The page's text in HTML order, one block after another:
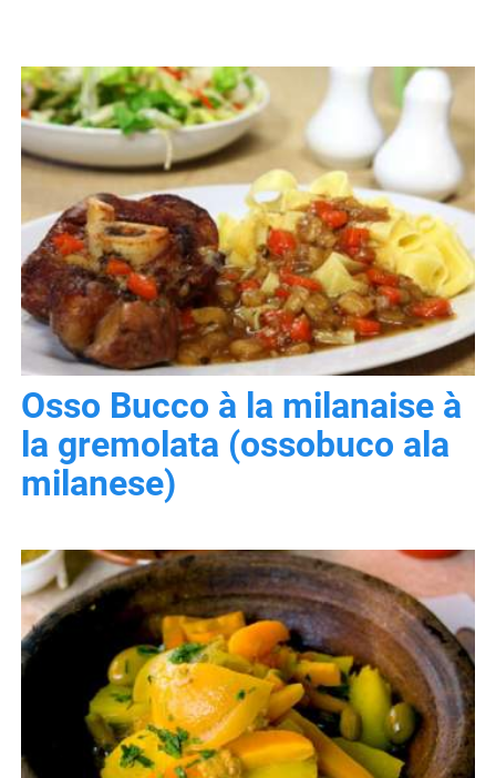
Osso Bucco à la milanaise à
la gremolata (ossobuco ala
milanese)